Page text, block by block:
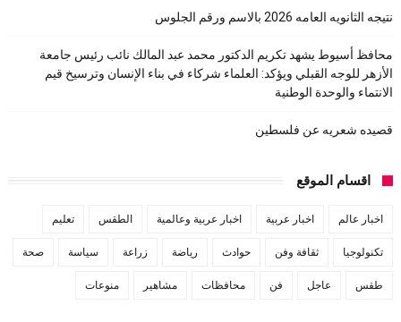
نتيجه الثانويه العامه 2026 بالاسم ورقم الجلوس
محافظ أسيوط يشهد تكريم الدكتور محمد عبد المالك نائب رئيس جامعة
الأزهر للوجه القبلي ويؤكد: العلماء شركاء في بناء الإنسان وترسيخ قيم
الانتماء والوحدة الوطنية
قصيده شعريه عن فلسطين
اقسام الموقع
اخبار عالم اخبار عربية اخبار عربية وعالمية الطقس تعليم
تكنولوجيا ثقافة وفن حوادث رياضة زراعة سياسة صحة
طقس عاجل فن محافظات مشاهير منوعات